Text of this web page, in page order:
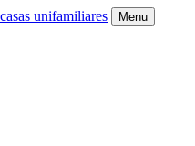
Menu